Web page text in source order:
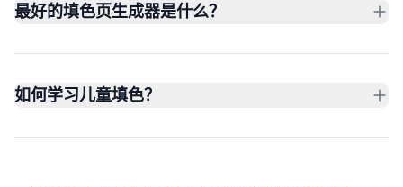
最好的填色页生成器是什么？
如何学习儿童填色？